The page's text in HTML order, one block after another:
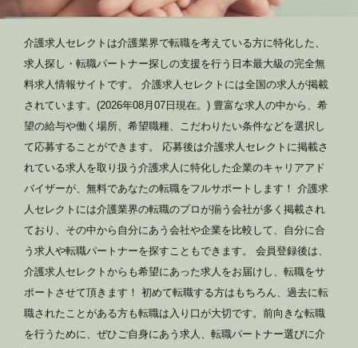
介護求人セレクトは介護業界で転職を考えている方に特化した、
求人探し・転職パートナー探しの支援を行う日本最大級の完全無
料求人情報サイトです。 介護求人セレクトには全国の求人が掲載
されています。(2026年08月07日現在。) 豊富な求人の中から、希
望の給与や働く場所、希望職種、こだわりたい条件などを選択し
て応募することができます。 応募後は介護求人セレクトに掲載さ
れている求人を取り扱う介護求人に特化した企業のキャリアアド
バイザーが、無料であなたの転職をフルサポートします！ 介護求
人セレクトには介護業界の転職のプロが揃う会社が多く掲載され
ており、その中から自分にあう会社や企業を比較して、自分に合
う求人や転職パートナーを探すこともできます。 会員登録後は、
介護求人セレクトからも希望にあった求人をお届けし、転職をサ
ポートさせて頂きます！ 初めて転職する方はもちろん、過去に転
職されたことがある方も転職は入り口が大切です。前向きな転職
を行うために、ぜひご自身にあう求人、転職パートナー選びに介